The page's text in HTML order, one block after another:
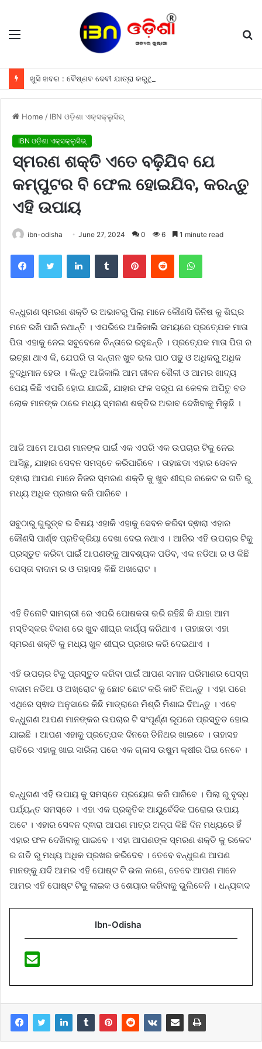
Menu
Home / IBN ଓଡ଼ିଶା ଏକ୍ସକ୍ଲୁସିଭ୍
IBN ଓଡ଼ିଶା ଏକ୍ସକ୍ଲୁସିଭ୍
ସ୍ମରଣ ଶକ୍ତି ଏତେ ବଢ଼ିଯିବ ଯେ
କମ୍ପୁଟର ବି ଫେଲ ହୋଇଯିବ, କରନ୍ତୁ
ଏହି ଉପାୟ
ibn-odisha June 27, 2024 0 6 1 minute read
FacebookTwitter LinkedInTumblr PinterestReddit WhatsApp
ବନ୍ଧୁଗଣ ସ୍ମରଣ ଶକ୍ତି ର ଅଭାବରୁ ପିଲା ମାନେ କୌଣସି ଜିନିଷ କୁ ଶିଘ୍ର
ମନେ ରଖି ପାରି ନଥାନ୍ତି । ଏପରିରେ ଆଜିକାଲି ସମୟରେ ପ୍ରତ୍ଯେକ ମାତା
ପିତା ଏହାକୁ ନେଇ ସବୁବେଳେ ଚିନ୍ତାରେ ରହୁଛନ୍ତି । ପ୍ରତ୍ଯେକ ମାତା ପିତା ର
ଇଚ୍ଛା ଥାଏ କି, ଯେପରି ତା ସନ୍ତାନ ଖୁବ ଭଲ ପାଠ ପଢୁ ଓ ଅଧିକରୁ ଅଧିକ
ବୁଦ୍ଧିମାନ ହେଉ । କିନ୍ତୁ ଆଜିକାଲି ଆମ ଜୀବନ ଶୈଳୀ ଓ ଆମର ଖାଦ୍ୟ
ପେୟ କିଛି ଏପରି ହୋଇ ଯାଇଛି, ଯାହାର ଫଳ ସରୂପ ନା କେବଳ ଅପିତୁ ବଡ
ଲୋକ ମାନଙ୍କ ଠାରେ ମଧ୍ୟ ସ୍ମରଣ ଶକ୍ତିର ଅଭାବ ଦେଖିବାକୁ ମିଳୁଛି ।
ଆଜି ଆମେ ଆପଣ ମାନଙ୍କ ପାଇଁ ଏକ ଏପରି ଏକ ଉପଚାର ଟିକୁ ନେଇ
ଆସିଛୁ, ଯାହାର ସେବନ ସମସ୍ତେ କରିପାରିବେ । ତାହାଛଡା ଏହାର ସେବନ
ଦ୍ଵାରା ଆପଣ ମାନେ ନିଜର ସ୍ମରଣ ଶକ୍ତି କୁ ଖୁବ ଶୀଘ୍ର ରକେଟ ର ଗତି ରୁ
ମଧ୍ୟ ଅଧିକ ପ୍ରଖର କରି ପାରିବେ ।
ସବୁଠାରୁ ଗୁରୁତ୍ବ ର ବିଷୟ ଏହାକି ଏହାକୁ ସେବନ କରିବା ଦ୍ଵାରା ଏହାର
କୌଣସି ପାର୍ଶ୍ଵ ପ୍ରତିକ୍ରିୟା ଦେଖା ଦେଇ ନଥାଏ । ଆଜିର ଏହି ଉପଚାର ଟିକୁ
ପ୍ରସ୍ତୁତ କରିବା ପାଇଁ ଆପଣଙ୍କୁ ଆବଶ୍ୟକ ପଡିବ, ଏକ ନଡିଆ ର ଓ କିଛି
ପେସ୍ତା ବାଦାମ ର ଓ ତାହାସହ କିଛି ଅଖରୋଟ ।
ଏହି ତିନୋଟି ସାମଗ୍ରୀ ରେ ଏପରି ପୋଷକତା ଭରି ରହିଛି କି ଯାହା ଆମ
ମସ୍ତିସ୍କର ବିକାଶ ରେ ଖୁବ ଶୀଘ୍ର କାର୍ଯ୍ୟ କରିଥାଏ । ତାହାଛଡା ଏହା
ସ୍ମରଣ ଶକ୍ତି କୁ ମଧ୍ୟ ଖୁବ ଶୀଘ୍ର ପ୍ରଖର କରି ଦେଇଥାଏ ।
ଏହି ଉପଚାର ଟିକୁ ପ୍ରସ୍ତୁତ କରିବା ପାଇଁ ଆପଣ ସମାନ ପରିମାଣର ପେସ୍ତା
ବାଦାମ ନଡିଆ ଓ ଅଖ୍ରୋଟ କୁ ଛୋଟ ଛୋଟ କରି କାଟି ନିଅନ୍ତୁ । ଏହା ପରେ
ଏଥିରେ ସ୍ଵାଦ ଅନୁସାରେ କିଛି ମାତ୍ରାରେ ମିଶ୍ରି ମିଶାଇ ଦିଅନ୍ତୁ । ଏବେ
ବନ୍ଧୁଗଣ ଆପଣ ମାନଙ୍କର ଉପଚାର ଟି ସଂପୂର୍ଣ୍ଣ ରୂପରେ ପ୍ରସ୍ତୁତ ହୋଇ
ଯାଇଛି । ଆପଣ ଏହାକୁ ପ୍ରତ୍ଯେକ ଦିନରେ ତିନିଥର ଖାଇବେ । ତାହାସହ
ରାତିରେ ଏହାକୁ ଖାଇ ସାରିଲା ପରେ ଏକ ଗ୍ଳାସ ଉଷୁମ କ୍ଷୀର ପିଇ ନେବେ ।
ବନ୍ଧୁଗଣ ଏହି ଉପାୟ କୁ ସମସ୍ତେ ପ୍ରୟୋଗ କରି ପାରିବେ । ପିଲା ରୁ ବୃଦ୍ଧ
ପର୍ଯ୍ୟନ୍ତ ସମସ୍ତେ । ଏହା ଏକ ପ୍ରକୃତିକ ଆୟୁର୍ବେଦିକ ଘରୋଇ ଉପାୟ
ଅଟେ । ଏହାର ସେବନ ଦ୍ଵାରା ଆପଣ ମାତ୍ର ଅଳ୍ପ କିଛି ଦିନ ମଧ୍ୟରେ ହିଁ
ଏହାର ଫଳ ଦେଖିବାକୁ ପାଇବେ । ଏହା ଆପଣଙ୍କ ସ୍ମରଣ ଶକ୍ତି କୁ ରକେଟ
ର ଗତି ରୁ ମଧ୍ୟ ଅଧିକ ପ୍ରଖର କରିଦେବ । ତେବେ ବନ୍ଧୁଗଣ ଆପଣ
ମାନଙ୍କୁ ଯଦି ଆମର ଏହି ପୋଷ୍ଟ ଟି ଭଲ ଲଗେ, ତେବେ ଆପଣ ମାନେ
ଆମର ଏହି ପୋଷ୍ଟ ଟିକୁ ଲାଇକ ଓ ଶେୟାର କରିବାକୁ ଭୁଲିବେନି । ଧନ୍ୟବାଦ
Ibn-Odisha